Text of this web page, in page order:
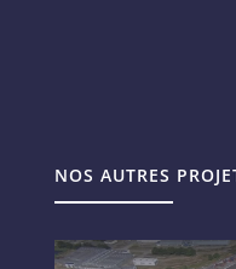
NOS AUTRES